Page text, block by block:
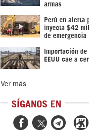
armas
Perú en alerta
inyecta $42
de emergencia
Importación de
EEUU cae a
Ver más
SÍGANOS EN
 